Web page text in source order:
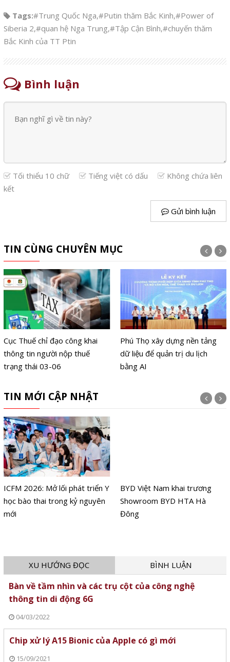
Tags:#Trung Quốc Nga,#Putin thăm Bắc Kinh,#Power of
Siberia 2,#quan hệ Nga Trung,#Tập Cận Bình,#chuyến thăm
Bắc Kinh của TT Ptin
Bình luận
Tối thiểu 10 chữ Tiếng việt có dấu
Không chứa liên
kết
Gửi bình luận
TIN CÙNG CHUYÊN MỤC
Cục Thuế chỉ đạo công khai
thông tin người nộp thuế
trạng thái 03-06
Phú Thọ xây dựng nền tảng
dữ liệu để quản trị du lịch
bằng AI
TIN MỚI CẬP NHẬT
ICFM 2026: Mở lối phát triển Y
học bào thai trong kỷ nguyên
mới
BYD Việt Nam khai trương
Showroom BYD HTA Hà
Đông
XU HƯỚNG ĐỌC BÌNH LUẬN
Bàn về tầm nhìn và các trụ cột của công nghệ
thông tin di động 6G
04/03/2022
Chip xử lý A15 Bionic của Apple có gì mới
15/09/2021